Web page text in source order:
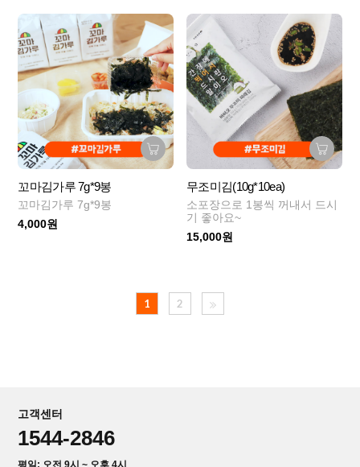
꼬마김가루 7g*9봉
꼬마김가루 7g*9봉
4,000원
무조미김(10g*10ea)
소포장으로 1봉씩 꺼내서 드시
기 좋아요~
15,000원
1 2
고객센터
1544-2846
평일: 오전 9시 ~ 오후 4시